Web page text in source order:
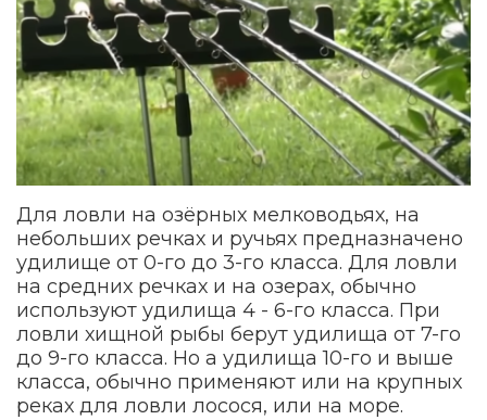
Для ловли на озёрных мелководьях, на
небольших речках и ручьях предназначено
удилище от 0-го до 3-го класса. Для ловли
на средних речках и на озерах, обычно
используют удилища 4 - 6-го класса. При
ловли хищной рыбы берут удилища от 7-го
до 9-го класса. Но а удилища 10-го и выше
класса, обычно применяют или на крупных
реках для ловли лосося, или на море.